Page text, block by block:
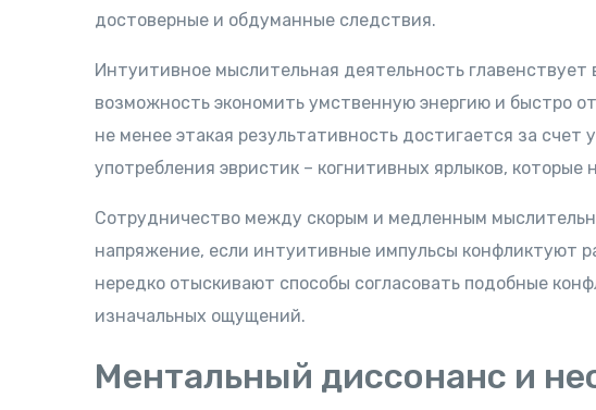
достоверные и обдуманные следствия.
Интуитивное мыслительная деятельность
возможность экономить умственную энергию и быстро
не менее этакая результативность достигается за
употребления эвристик – когнитивных ярлыков, которые
Сотрудничество между скорым и медленным
напряжение, если интуитивные импульсы конфликтуют
нередко отыскивают способы согласовать подобные
изначальных ощущений.
Ментальный диссонанс и